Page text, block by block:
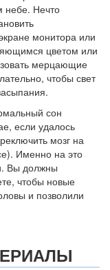
небе. Нечто
монитора или
цветом или
мерцающие
чтобы свет
сон
если удалось
мозг на
Именно на это
Вы должны
чтобы новые
и позволили